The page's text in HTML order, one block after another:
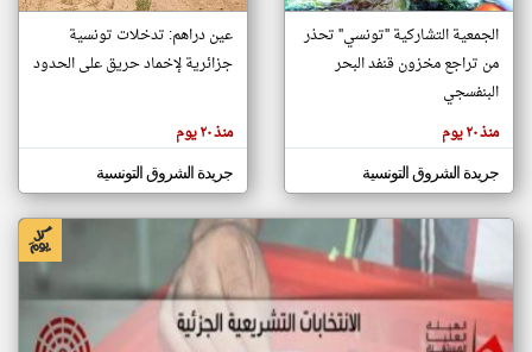
اخبار تونس على مدار الساعة
أهم اخبار تونس العاجلة والمباشرة
المقالات
الموجوده
هنا عن
كاتبيها.
الجمعية التشاركية ''تونسي'' تحذر
من تراجع مخزون قنفد البحر
البنفسجي
منذ ٢٠ يوم
جريدة الشروق التونسية
عين دراهم: تدخلات تونسية
جزائرية لإخماد حريق على الحدود
منذ ٢٠ يوم
جريدة الشروق التونسية